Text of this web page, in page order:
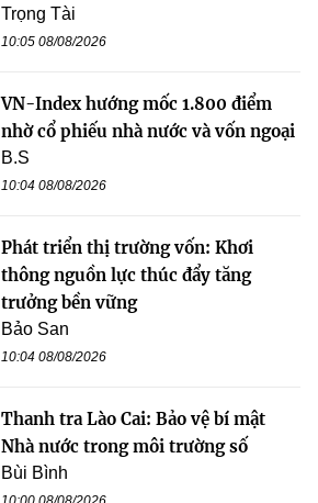
Trọng Tài
10:05 08/08/2026
VN-Index hướng mốc 1.800 điểm
nhờ cổ phiếu nhà nước và vốn ngoại
B.S
10:04 08/08/2026
Phát triển thị trường vốn: Khơi
thông nguồn lực thúc đẩy tăng
trưởng bền vững
Bảo San
10:04 08/08/2026
Thanh tra Lào Cai: Bảo vệ bí mật
Nhà nước trong môi trường số
Bùi Bình